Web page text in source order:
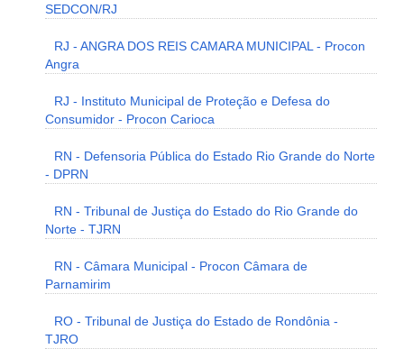
SEDCON/RJ
RJ - ANGRA DOS REIS CAMARA MUNICIPAL - Procon
Angra
RJ - Instituto Municipal de Proteção e Defesa do
Consumidor - Procon Carioca
RN - Defensoria Pública do Estado Rio Grande do Norte
- DPRN
RN - Tribunal de Justiça do Estado do Rio Grande do
Norte - TJRN
RN - Câmara Municipal - Procon Câmara de
Parnamirim
RO - Tribunal de Justiça do Estado de Rondônia -
TJRO